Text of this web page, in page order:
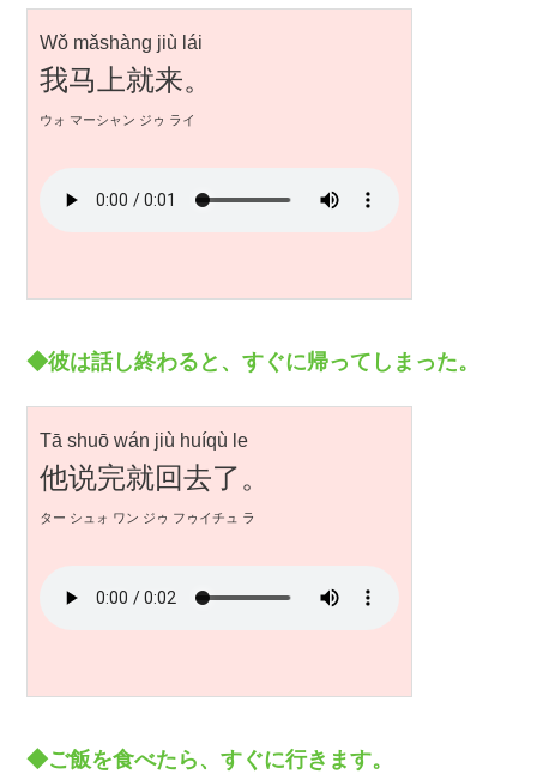
Wǒ mǎshàng jiù lái
我马上就来。
ウォ マーシャン ジゥ ライ
◆彼は話し終わると、すぐに帰ってしまった。
Tā shuō wán jiù huíqù le
他说完就回去了。
ター シュォ ワン ジゥ フゥイチュ ラ
◆ご飯を食べたら、すぐに行きます。